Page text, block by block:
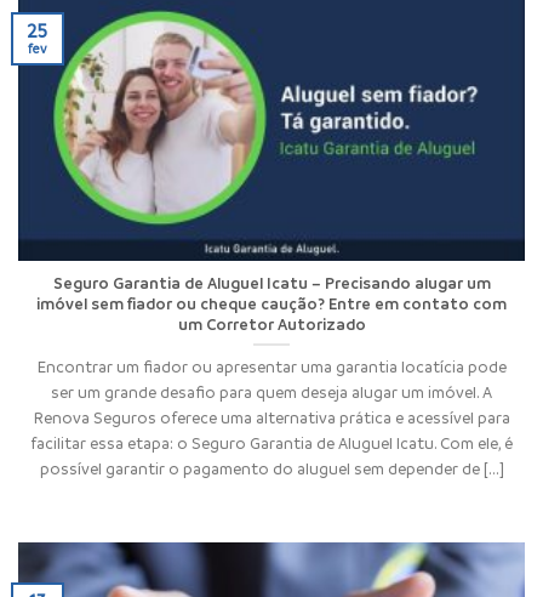
Seguro Garantia de Aluguel Icatu – Precisando alugar um
imóvel sem fiador ou cheque caução? Entre em contato com
um Corretor Autorizado
Encontrar um fiador ou apresentar uma garantia locatícia pode
ser um grande desafio para quem deseja alugar um imóvel. A
Renova Seguros oferece uma alternativa prática e acessível para
facilitar essa etapa: o Seguro Garantia de Aluguel Icatu. Com ele, é
possível garantir o pagamento do aluguel sem depender de [...]
25
fev